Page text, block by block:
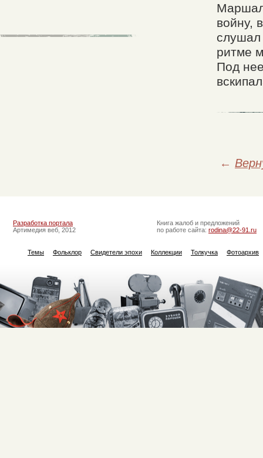
войну,
ритме
Под
←
Разработка портала
Артимедия веб, 2012
Книга жалоб и предложений
по работе сайта: rodina@22-91.ru
Темы Фольклор Свидетели эпохи Коллекции Толкучка Фотоархив